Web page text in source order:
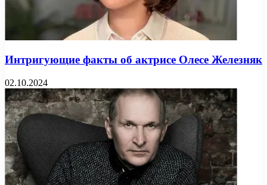
Интригующие факты об актрисе Олесе Железняк
02.10.2024